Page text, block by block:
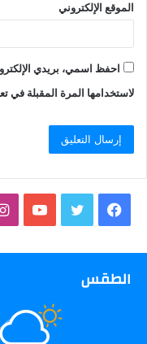
الموقع الإلكتروني
احفظ اسمي، بريدي
لاستخدامها المرة المقبلة في
فيسبوك تويتر
الطقس